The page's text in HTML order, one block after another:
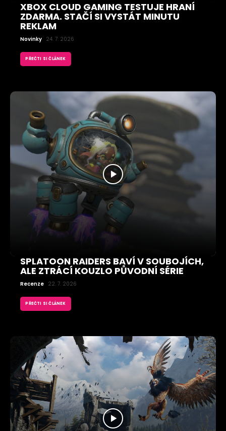
XBOX CLOUD GAMING TESTUJE HRANÍ
ZDARMA. STAČÍ SI VYSTÁT MINUTU
REKLAM
Novinky 24. 7. 2026
PŘEČTI SI ČLÁNEK
SPLATOON RAIDERS BAVÍ V SOUBOJÍCH,
ALE ZTRÁCÍ KOUZLO PŮVODNÍ SÉRIE
Recenze 22. 7. 2026
PŘEČTI SI ČLÁNEK